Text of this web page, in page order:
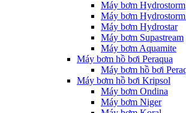
Máy bơm Hydrostorm
Máy bơm
Máy bơm Hydrostar
Máy bơm Supastream
Máy bơm Aquamite
Máy bơm hồ bơi Peraqua
Máy bơm hồ bơi
Máy bơm hồ bơi Kripsol
Máy bơm Ondina
Máy bơm Niger